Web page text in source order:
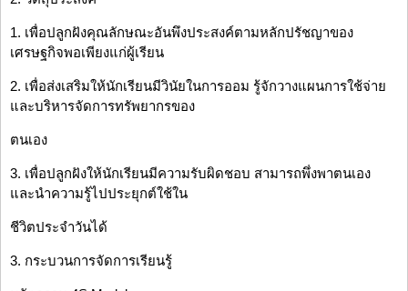
1. เพื่อปลูกฝังคุณลักษณะอันพึงประสงค์ตามหลักปรัชญาของ
เศรษฐกิจพอเพียงแก่ผู้เรียน
2. เพื่อส่งเสริมให้นักเรียนมีวินัยในการออม รู้จักวางแผนการใช้จ่าย
และบริหารจัดการทรัพยากรของ
ตนเอง
3. เพื่อปลูกฝังให้นักเรียนมีความรับผิดชอบ สามารถพึ่งพาตนเอง
และนำความรู้ไปประยุกต์ใช้ใน
ชีวิตประจำวันได้
3. กระบวนการจัดการเรียนรู้